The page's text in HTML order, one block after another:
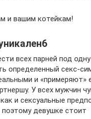
и вашим котейкам!
всех парней под
определенный секс-
и «примеряют»
У всех мужчин
и сексуальные
девушке стоит